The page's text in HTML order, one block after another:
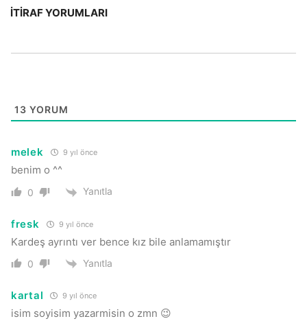
İTIRAF YORUMLARI
13 YORUM
melek 9 yıl önce
benim o ^^
0 Yanıtla
fresk 9 yıl önce
Kardeş ayrıntı ver bence kız bile anlamamıştır
0 Yanıtla
kartal 9 yıl önce
isim soyisim yazarmisin o zmn 😉